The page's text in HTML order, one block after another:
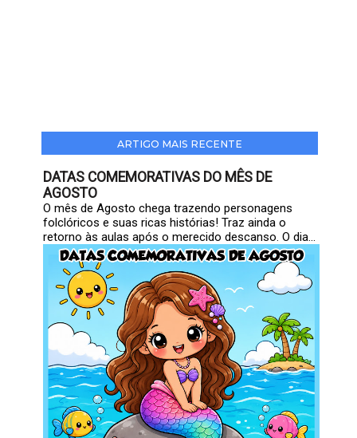
ARTIGO MAIS RECENTE
DATAS COMEMORATIVAS DO MÊS DE
AGOSTO
O mês de Agosto chega trazendo personagens
folclóricos e suas ricas histórias! Traz ainda o
retorno às aulas após o merecido descanso. O dia...